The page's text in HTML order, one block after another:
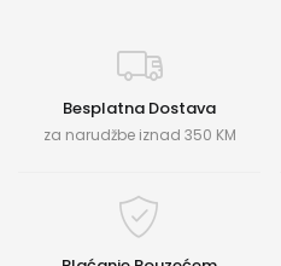
Besplatna Dostava
za narudžbe iznad 350 KM